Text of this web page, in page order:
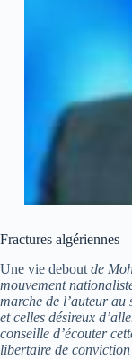
Fractures algériennes
Une vie debout de
mouvement
marche de l’auteur au
et celles désireux
conseille d’écouter
libertaire de conviction